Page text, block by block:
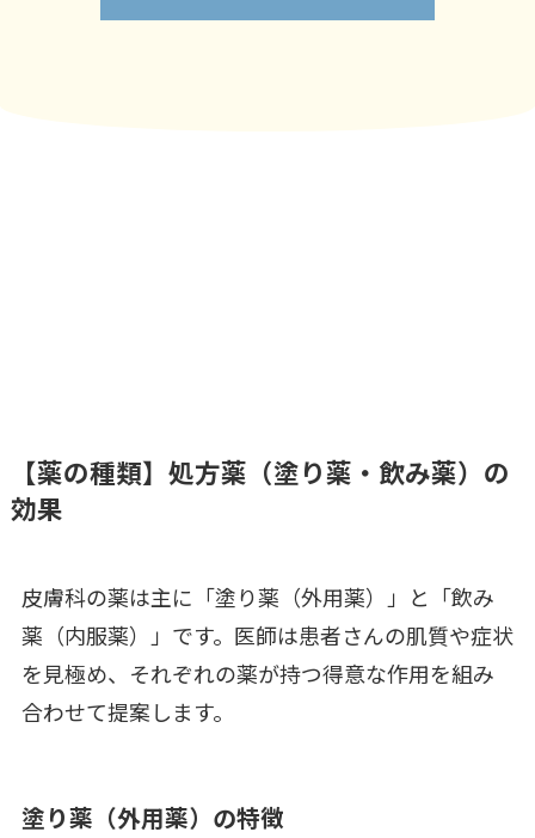
【薬の種類】処方薬（塗り薬・飲み薬）の
効果
皮膚科の薬は主に「塗り薬（外用薬）」と「飲み
薬（内服薬）」です。医師は患者さんの肌質や症状
を見極め、それぞれの薬が持つ得意な作用を組み
合わせて提案します。
塗り薬（外用薬）の特徴